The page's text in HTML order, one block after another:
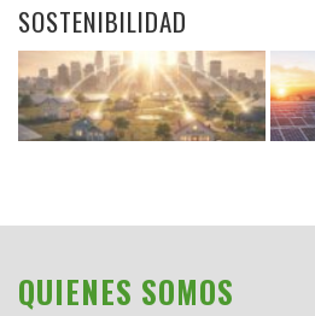
SOSTENIBILIDAD
QUIENES SOMOS